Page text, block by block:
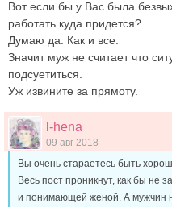
Вот если бы у Вас была
работать куда придется?
Думаю да. Как и все.
Значит муж не считает что
подсуетиться.
Уж извините за прямоту.
l-hena
09 авг 2018
Вы очень стараетесь быть
Весь пост проникнут, как бы не
и понимающей женой. А мужчин